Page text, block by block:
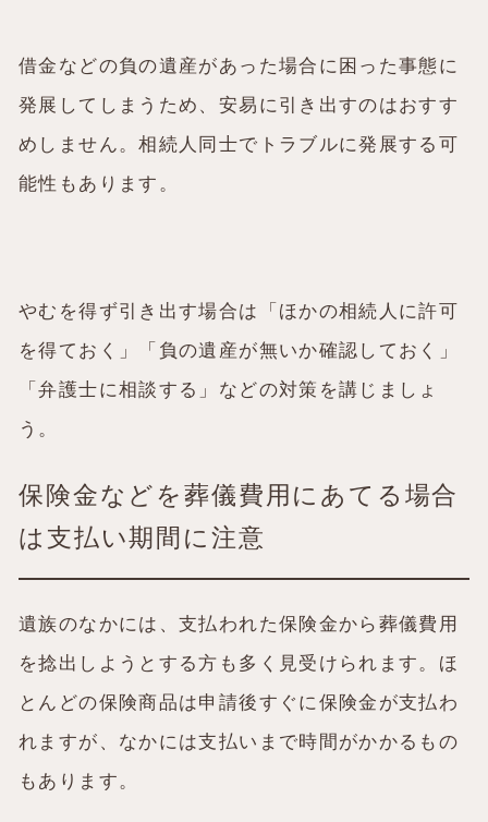
借金などの負の遺産があった場合に困った事態に
発展してしまうため、安易に引き出すのはおすす
めしません。相続人同士でトラブルに発展する可
能性もあります。
やむを得ず引き出す場合は「ほかの相続人に許可
を得ておく」「負の遺産が無いか確認しておく」
「弁護士に相談する」などの対策を講じましょ
う。
保険金などを葬儀費用にあてる場合
は支払い期間に注意
遺族のなかには、支払われた保険金から葬儀費用
を捻出しようとする方も多く見受けられます。ほ
とんどの保険商品は申請後すぐに保険金が支払わ
れますが、なかには支払いまで時間がかかるもの
もあります。